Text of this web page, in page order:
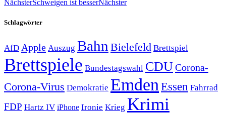
NächsterSchweigen ist besserNächster
Schlagwörter
AfD Apple Auszug Bahn Bielefeld Brettspiel
Brettspiele Bundestagswahl CDUCorona-
Corona-Virus Demokratie Emden Essen Fahrrad
FDP Hartz IV iPhone Ironie Krieg Krimi